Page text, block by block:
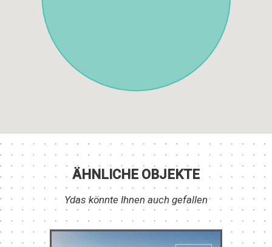
ÄHNLICHE OBJEKTE
Ydas könnte Ihnen auch gefallen